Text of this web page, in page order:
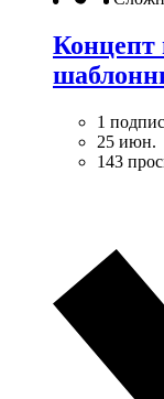
Концепт
1
25 июн.
143